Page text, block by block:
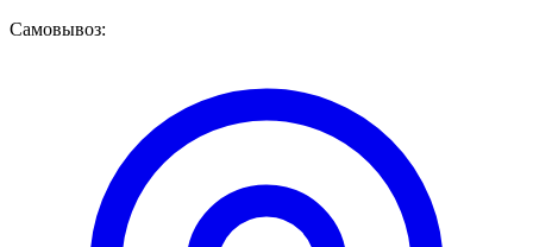
Самовывоз: